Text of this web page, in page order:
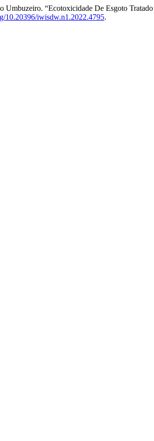
Umbuzeiro. “Ecotoxicidade De Esgoto
10.20396/iwisdw.n1.2022.4795.